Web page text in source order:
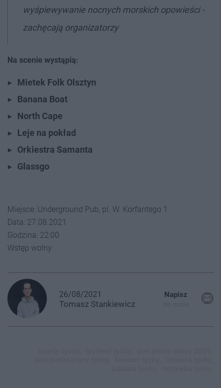
wyśpiewywanie nocnych morskich opowieści -
zachęcają organizatorzy
Na scenie wystąpią:
Mietek Folk Olsztyn
Banana Boat
North Cape
Leje na pokład
Orkiestra Samanta
Glassgo
Miejsce: Underground Pub, pl. W. Korfantego 1
Data: 27.08.2021
Godzina: 22:00
Wstęp wolny
26/08/2021
Tomasz Stankiewicz
Napisz